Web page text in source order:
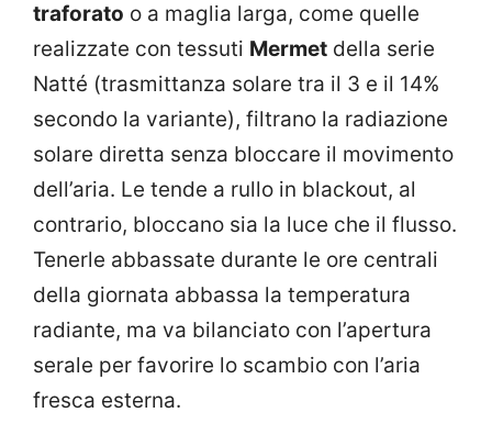
traforato o a maglia larga, come quelle
realizzate con tessuti Mermet della serie
Natté (trasmittanza solare tra il 3 e il 14%
secondo la variante), filtrano la radiazione
solare diretta senza bloccare il movimento
dell’aria. Le tende a rullo in blackout, al
contrario, bloccano sia la luce che il flusso.
Tenerle abbassate durante le ore centrali
della giornata abbassa la temperatura
radiante, ma va bilanciato con l’apertura
serale per favorire lo scambio con l’aria
fresca esterna.